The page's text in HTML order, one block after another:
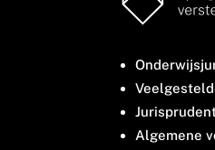
Algemene